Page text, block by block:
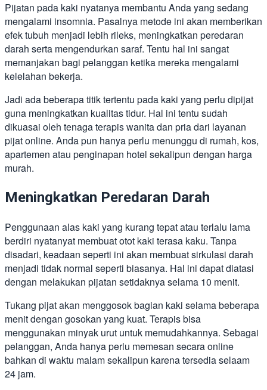
Pijatan pada kaki nyatanya membantu Anda yang sedang
mengalami insomnia. Pasalnya metode ini akan memberikan
efek tubuh menjadi lebih rileks, meningkatkan peredaran
darah serta mengendurkan saraf. Tentu hal ini sangat
memanjakan bagi pelanggan ketika mereka mengalami
kelelahan bekerja.
Jadi ada beberapa titik tertentu pada kaki yang perlu dipijat
guna meningkatkan kualitas tidur. Hal ini tentu sudah
dikuasai oleh tenaga terapis wanita dan pria dari layanan
pijat online. Anda pun hanya perlu menunggu di rumah, kos,
apartemen atau penginapan hotel sekalipun dengan harga
murah.
Meningkatkan Peredaran Darah
Penggunaan alas kaki yang kurang tepat atau terlalu lama
berdiri nyatanyat membuat otot kaki terasa kaku. Tanpa
disadari, keadaan seperti ini akan membuat sirkulasi darah
menjadi tidak normal seperti biasanya. Hal ini dapat diatasi
dengan melakukan pijatan setidaknya selama 10 menit.
Tukang pijat akan menggosok bagian kaki selama beberapa
menit dengan gosokan yang kuat. Terapis bisa
menggunakan minyak urut untuk memudahkannya. Sebagai
pelanggan, Anda hanya perlu memesan secara online
bahkan di waktu malam sekalipun karena tersedia selaam
24 jam.